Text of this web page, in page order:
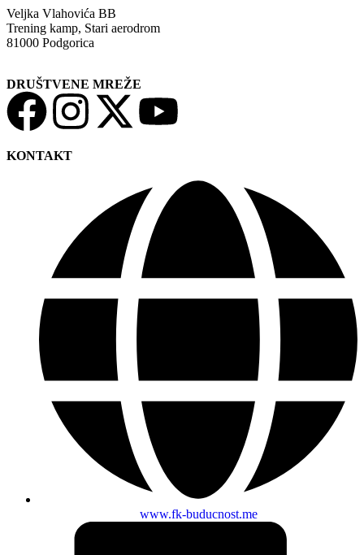
Veljka Vlahovića BB
Trening kamp, Stari aerodrom
81000 Podgorica
DRUŠTVENE MREŽE
KONTAKT
www.fk-buducnost.me